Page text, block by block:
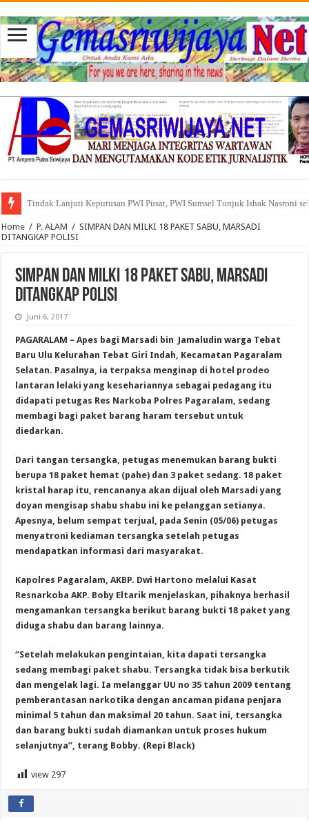
Tindak Lanjuti Keputusan PWI Pusat, PWI Sumsel Tunjuk Ishak Nasroni
Tuntut Akuntabilitas Dana Desa, Pemuda dan Tokoh Sukamerindu Desak
Home / P. ALAM / SIMPAN DAN MILKI 18 PAKET SABU, MARSADI
DITANGKAP POLISI
SIMPAN DAN MILKI 18 PAKET SABU, MARSADI
DITANGKAP POLISI
Juni 6, 2017
PAGARALAM – Apes bagi Marsadi bin Jamaludin warga Tebat
Baru Ulu Kelurahan Tebat Giri Indah, Kecamatan Pagaralam
Selatan. Pasalnya, ia terpaksa menginap di hotel prodeo
lantaran lelaki yang kesehariannya sebagai pedagang itu
didapati petugas Res Narkoba Polres Pagaralam, sedang
membagi bagi paket barang haram tersebut untuk
diedarkan.
Dari tangan tersangka, petugas menemukan barang bukti
berupa 18 paket hemat (pahe) dan 3 paket sedang. 18 paket
kristal harap itu, rencananya akan dijual oleh Marsadi yang
doyan mengisap shabu shabu ini ke pelanggan setianya.
Apesnya, belum sempat terjual, pada Senin (05/06) petugas
menyatroni kediaman tersangka setelah petugas
mendapatkan informasi dari masyarakat.
Kapolres Pagaralam, AKBP. Dwi Hartono melalui Kasat
Resnarkoba AKP. Boby Eltarik menjelaskan, pihaknya berhasil
mengamankan tersangka berikut barang bukti 18 paket yang
diduga shabu dan barang lainnya.
“Setelah melakukan pengintaian, kita dapati tersangka
sedang membagi paket shabu. Tersangka tidak bisa berkutik
dan mengelak lagi. Ia melanggar UU no 35 tahun 2009 tentang
pemberantasan narkotika dengan ancaman pidana penjara
minimal 5 tahun dan maksimal 20 tahun. Saat ini, tersangka
dan barang bukti sudah diamankan untuk proses hukum
selanjutnya”, terang Bobby. (Repi Black)
view 297